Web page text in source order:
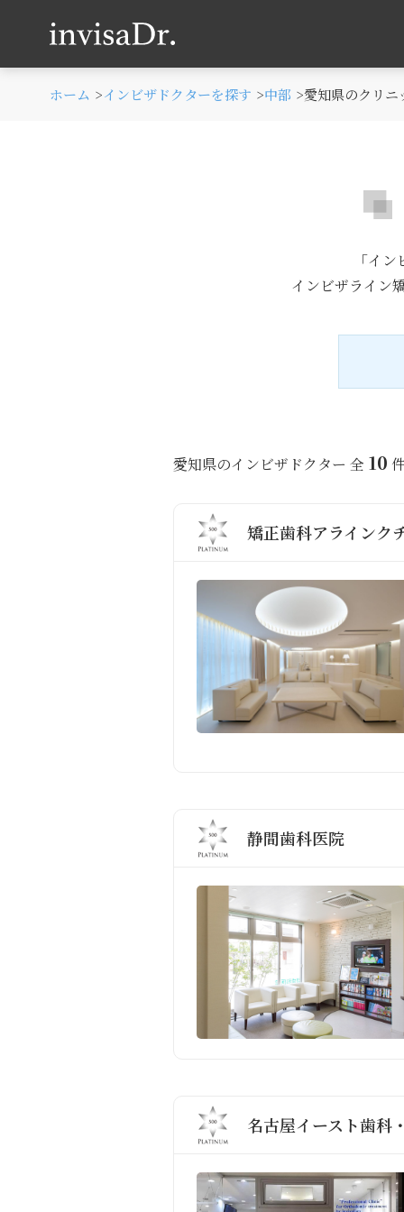
ホーム インビザドクターを探す 中部 愛知県のクリニ
「イ
インビザライン
愛知県のインビザドクター 全 10
矯正歯科アラインク
静間歯科医院
名古屋イースト歯科